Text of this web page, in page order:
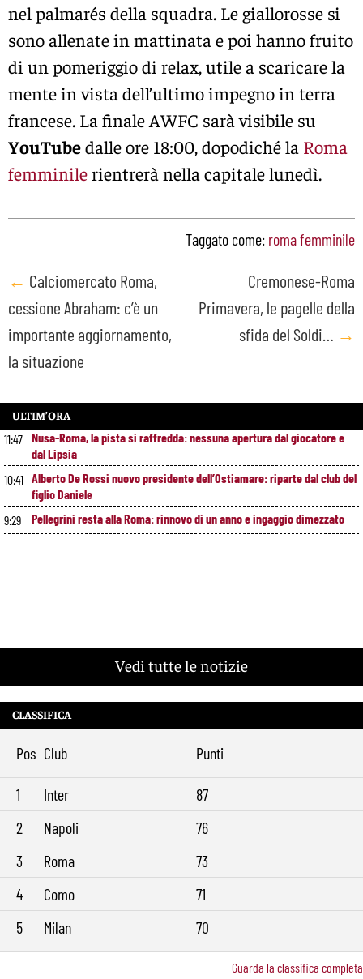
nel palmarés della squadra. Le giallorosse si
sono allenate in mattinata e poi hanno fruito
di un pomeriggio di relax, utile a scaricare la
mente in vista dell’ultimo impegno in terra
francese. La finale AWFC sarà visibile su
YouTubedalle ore 18:00, dopodiché la Roma
femminilerientrerà nella capitale lunedì.
Taggato come: roma femminile
Post
navigation
← Calciomercato Roma,
cessione Abraham: c’è un
importante aggiornamento,
la situazione
Cremonese-Roma
Primavera, le pagelle della
sfida del Soldi…
→
ULTIM’ORA
11:47 Nusa-Roma, la pista si raffredda: nessuna apertura dal giocatore e
dal Lipsia
10:41 Alberto De Rossi nuovo presidente dell’Ostiamare: riparte dal club del
figlio Daniele
9:29
Pellegrini resta alla Roma: rinnovo di un anno e ingaggio dimezzato
Vedi tutte le notizie
CLASSIFICA
Pos Club Punti
1 Inter
87
2
Napoli
76
3
Roma
73
4
Como
71
5
Milan 70
Guarda la classifica completa